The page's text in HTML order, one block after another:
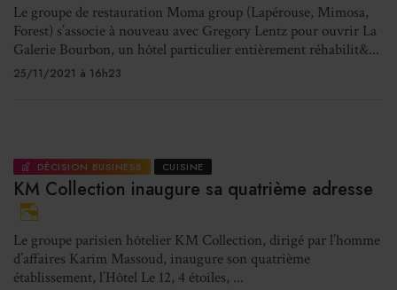
Le groupe de restauration Moma group (Lapérouse, Mimosa,
Forest) s’associe à nouveau avec Gregory Lentz pour ouvrir La
Galerie Bourbon, un hôtel particulier entièrement réhabilit&...
25/11/2021 à 16h23
DÉCISION BUSINESS CUISINE
KM Collection inaugure sa quatrième adresse
Le groupe parisien hôtelier KM Collection, dirigé par l’homme
d’affaires Karim Massoud, inaugure son quatrième
établissement, l’Hôtel Le 12, 4 étoiles, ...